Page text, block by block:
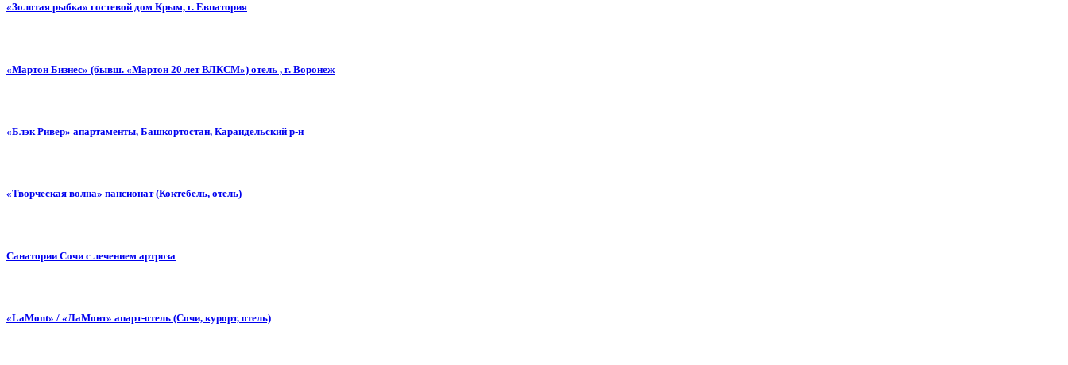
«Золотая рыбка» гостевой дом Крым, г. Евпатория
«Мартон Бизнес» (бывш. «Мартон 20 лет ВЛКСМ») отель , г. Воронеж
«Блэк Ривер» апартаменты, Башкортостан, Караидельский р-н
«Творческая волна» пансионат (Коктебель, отель)
Санатории Сочи с лечением артроза
«LaMont» / «ЛаМонт» апарт-отель (Сочи, курорт, отель)